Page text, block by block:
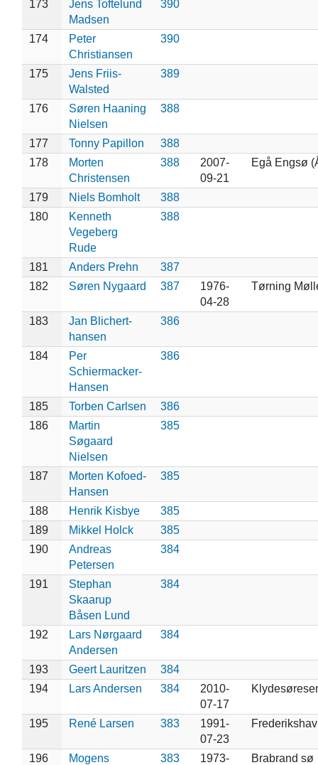
173
Jens Toftelund
Madsen
390
174
Peter
Christiansen
390
175
Jens Friis-
Walsted
389
176
Søren Haaning
Nielsen
388
177 Tonny Papillon
388
178
Morten
Christensen
388
2007-
09-21
Egå Engsø
179 Niels Bomholt
388
180
Kenneth
Vegeberg
Rude
388
181 Anders Prehn
387
182
Søren Nygaard 387
1976-
04-28
Tørning
183
Jan Blichert-
hansen
386
184
Per
Schiermacker-
Hansen
386
185 Torben Carlsen
386
186
Martin
Søgaard
Nielsen
385
187
Morten Kofoed-
Hansen
385
188 Henrik Kisbye
385
189
Mikkel Holck
385
190
Andreas
Petersen
384
191
Stephan
Skaarup
Båsen Lund
384
192
Lars Nørgaard
Andersen
384
193 Geert Lauritzen
384
194
Lars Andersen 384
2010-
07-17
195 René Larsen 383
1991-
07-23
196
Mogens
383
1973-
Brabrand sø